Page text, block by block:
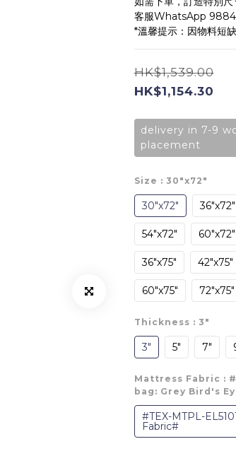
客服WhatsApp
*溫馨提示：因物料短
HK$1,539.00
HK$1,154.30
delivery in 7-9
placement
Size : 30"x72"
30"x72" 36"x72"
54"x72" 60"x72"
36"x75" 42"x75"
60"x75" 72"x75"
Thickness : 3"
3" 5" 7"
Mattress Fabric :
bag: Grey Bird's
#TEX-MTPL-
Fabric#